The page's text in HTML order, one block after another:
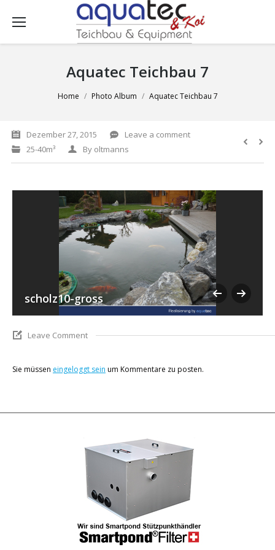
Aquatec Teichbau 7
You are here:Home Photo Album Aquatec Teichbau 7
Dezember 27, 2015
Leave a comment
25-40m³
By oltmanns
scholz10-gross
Leave Comment
Sie müssen eingeloggt sein um Kommentare zu posten.